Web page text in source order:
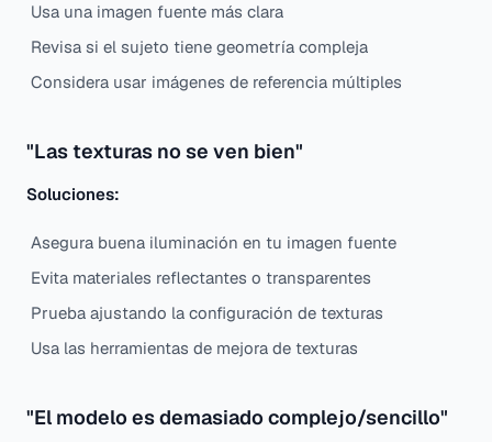
Usa una imagen fuente más clara
Revisa si el sujeto tiene geometría compleja
Considera usar imágenes de referencia múltiples
"Las texturas no se ven bien"
Soluciones:
Asegura buena iluminación en tu imagen fuente
Evita materiales reflectantes o transparentes
Prueba ajustando la configuración de texturas
Usa las herramientas de mejora de texturas
"El modelo es demasiado complejo/sencillo"